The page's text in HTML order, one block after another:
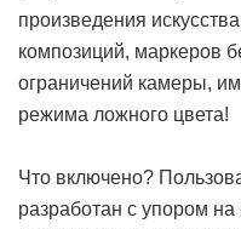
произведения
композиций, маркеров
ограничений камеры,
режима ложного цвета!
Что включено?
разработан с упором на